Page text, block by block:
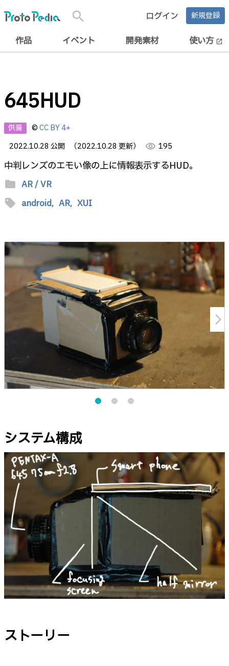
search ログイン 新規登録
作品 イベント 開発素材 使い方 open_in_new
645HUD
供養 ©CC BY 4+
2022.10.28 公開
（2022.10.28 更新） visibility 195
中判レンズのエモい像の上に情報表示するHUD。
folder AR / VR
sell android, AR, XUI
arrow_forward_ios
システム構成
ストーリー